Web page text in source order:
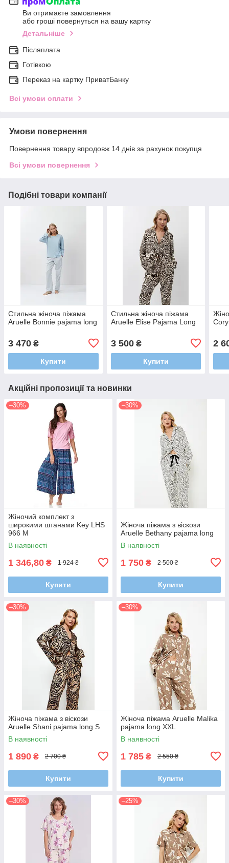
Ви отримаєте замовлення
або гроші повернуться на вашу картку
Детальніше
Післяплата
Готівкою
Переказ на картку ПриватБанку
Всі умови оплати
Умови повернення
Повернення товару впродовж 14 днів за рахунок покупця
Всі умови повернення
Подібні товари компанії
Стильна жіноча піжама
Aruelle Bonnie pajama long
3 470 ₴
Купити
Стильна жіноча піжама
Aruelle Elise Pajama Long
3 500₴
Купити
2
Акційні пропозиції та новинки
–30%
Жіночий комплект з
широкими штанами Key LHS
966 M
В наявності
1 346,80 ₴ 1 924 ₴
Купити
–30%
Жіноча піжама з віскози
Aruelle Bethany pajama long
В наявності
1 750 ₴ 2 500 ₴
Купити
–30%
Жіноча піжама з віскози
Aruelle Shani pajama long S
В наявності
1 890 ₴ 2 700 ₴
Купити
–30%
Жіноча піжама Aruelle Malika
pajama long XXL
В наявності
1 785 ₴ 2 550 ₴
Купити
–30% –25%